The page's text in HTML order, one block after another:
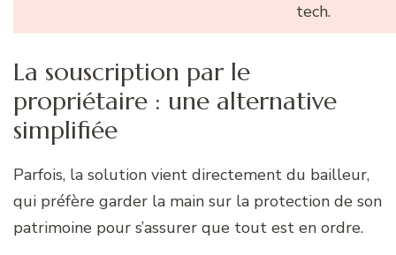
tech.
La souscription par le
propriétaire : une alternative
simplifiée
Parfois, la solution vient directement du bailleur,
qui préfère garder la main sur la protection de son
patrimoine pour s’assurer que tout est en ordre.